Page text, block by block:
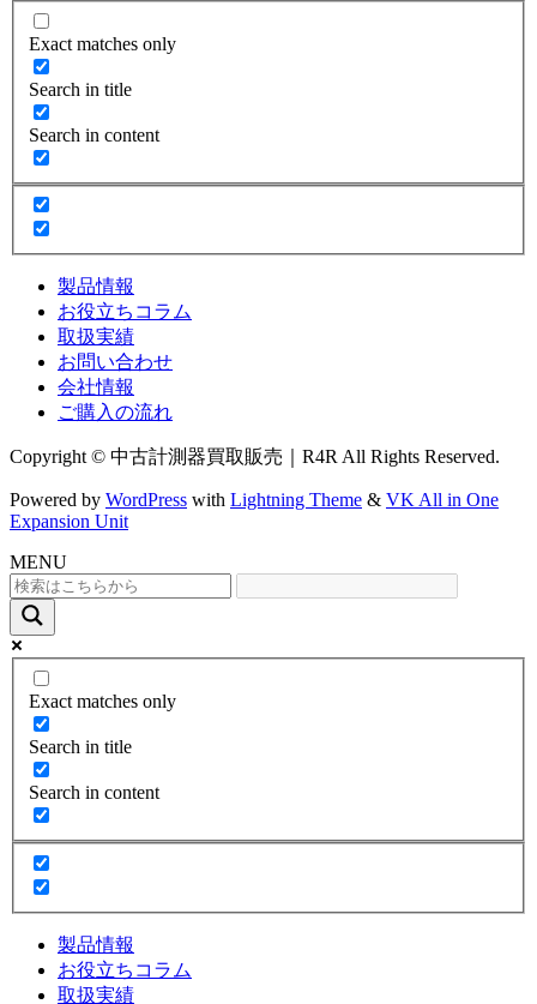
Exact matches only
Search in title
Search in content
製品情報
お役立ちコラム
取扱実績
お問い合わせ
会社情報
ご購入の流れ
Copyright © 中古計測器買取販売｜R4R All Rights Reserved.
Powered by WordPress with Lightning Theme & VK All in One
Expansion Unit
MENU
Exact matches only
Search in title
Search in content
製品情報
お役立ちコラム
取扱実績